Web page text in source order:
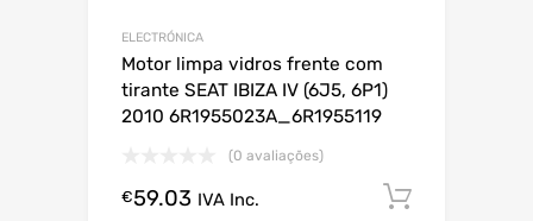
ELECTRÓNICA
Motor limpa vidros frente com
tirante SEAT IBIZA IV (6J5, 6P1)
2010 6R1955023A_6R1955119
(0 avaliações)
€59.03 IVA Inc.